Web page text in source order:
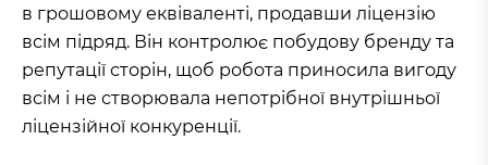
в грошовому еквіваленті, продавши ліцензію
всім підряд. Він контролює побудову бренду та
репутації сторін, щоб робота приносила вигоду
всім і не створювала непотрібної внутрішньої
ліцензійної конкуренції.